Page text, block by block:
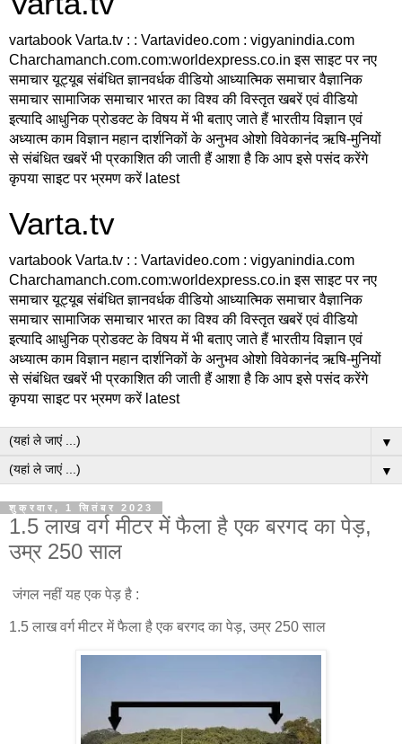
vartabook Varta.tv : : Vartavideo.com : vigyanindia.com
Charchamanch.com.com:worldexpress.co.in इस साइट पर नए
समाचार यूट्यूब संबंधित ज्ञानवर्धक वीडियो आध्यात्मिक समाचार वैज्ञानिक
समाचार सामाजिक समाचार भारत का विश्व की विस्तृत खबरें एवं वीडियो
इत्यादि आधुनिक प्रोडक्ट के विषय में भी बताए जाते हैं भारतीय विज्ञान एवं
अध्यात्म काम विज्ञान महान दार्शनिकों के अनुभव ओशो विवेकानंद ऋषि-मुनियों
से संबंधित खबरें भी प्रकाशित की जाती हैं आशा है कि आप इसे पसंद करेंगे
कृपया साइट पर भ्रमण करें latest
Varta.tv
vartabook Varta.tv : : Vartavideo.com : vigyanindia.com
Charchamanch.com.com:worldexpress.co.in इस साइट पर नए
समाचार यूट्यूब संबंधित ज्ञानवर्धक वीडियो आध्यात्मिक समाचार वैज्ञानिक
समाचार सामाजिक समाचार भारत का विश्व की विस्तृत खबरें एवं वीडियो
इत्यादि आधुनिक प्रोडक्ट के विषय में भी बताए जाते हैं भारतीय विज्ञान एवं
अध्यात्म काम विज्ञान महान दार्शनिकों के अनुभव ओशो विवेकानंद ऋषि-मुनियों
से संबंधित खबरें भी प्रकाशित की जाती हैं आशा है कि आप इसे पसंद करेंगे
कृपया साइट पर भ्रमण करें latest
▼
▼
शुक्रवार, 1 सितंबर 2023
1.5 लाख वर्ग मीटर में फैला है एक बरगद का पेड़,
उम्र 250 साल
जंगल नहीं यह एक पेड़ है :
1.5 लाख वर्ग मीटर में फैला है एक बरगद का पेड़, उम्र 250 साल